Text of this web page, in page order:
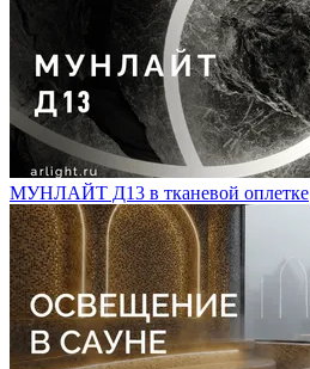
МУНЛАЙТ Д13 в тканевой оплетке